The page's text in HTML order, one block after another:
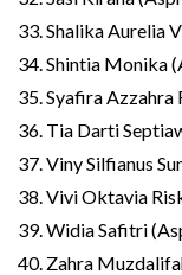
33. Shalika Aurelia
34. Shintia Monika
35. Syafira Azzahra
36. Tia Darti
37. Viny Silfianus
38. Vivi Oktavia
39. Widia Safitri
40. Zahra